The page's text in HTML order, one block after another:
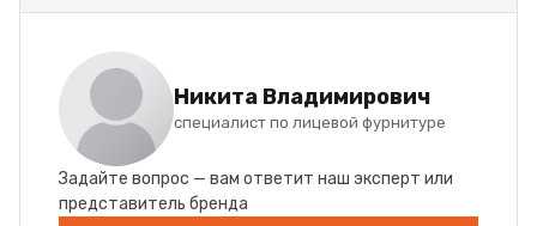
Никита Владимирович
специалист по лицевой фурнитуре
Задайте вопрос — вам ответит наш эксперт или
представитель бренда